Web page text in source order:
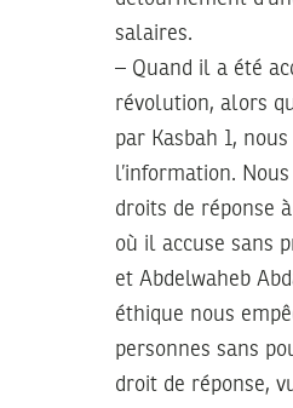
salaires.
– Quand il a été
révolution, alors
par Kasbah 1,
l’information.
droits de réponse
où il accuse sans
et Abdelwaheb
éthique nous
personnes sans
droit de réponse,